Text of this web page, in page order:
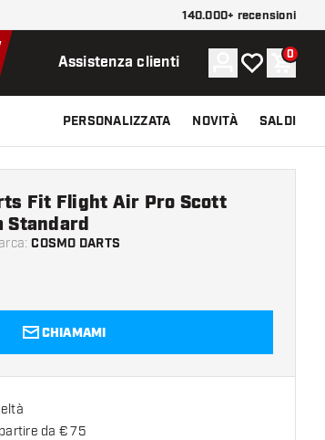
140.000+ recensioni
Assistenza clienti Account
La mia lista
0
PERSONALIZZATA NOVITÀ SALDI
: COSMO DARTS
Fit Flight Air Pro Scott
Standard
CHIAMAMI
da € 75